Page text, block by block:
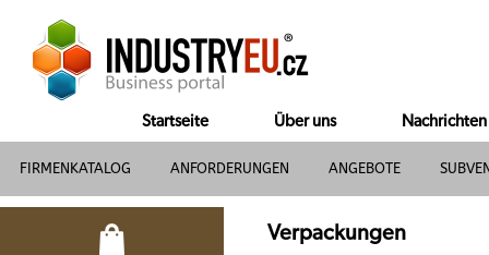
Startseite Über uns Nachrichten
FIRMENKATALOG ANFORDERUNGEN ANGEBOTE
Verpackungen